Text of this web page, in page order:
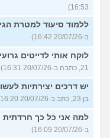
16:53)
ללמוד סיעוד למטרת
ב-20/07/26 16:42)
לוקח אותי לדייטים
21, כתבה ב-20/07/26 16:31)
יש דרכים יצירתיות
בן 23, כתב ב-20/07/26 16:20)
למה אני כל כך חרדתית
ב-20/07/26 16:09)